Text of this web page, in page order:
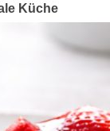
Küche